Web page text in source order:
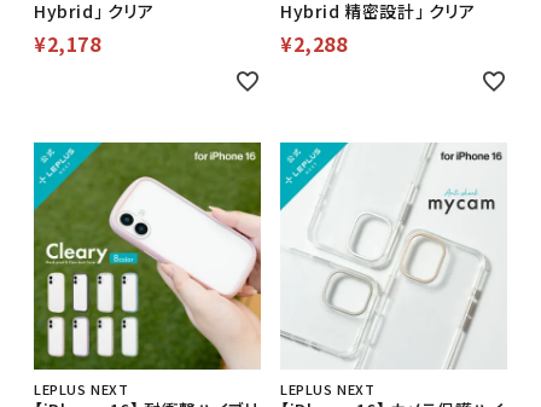
Hybrid」 クリア
¥2,178
Hybrid 精密設計」 クリア
¥2,288
LEPLUS NEXT LEPLUS NEXT